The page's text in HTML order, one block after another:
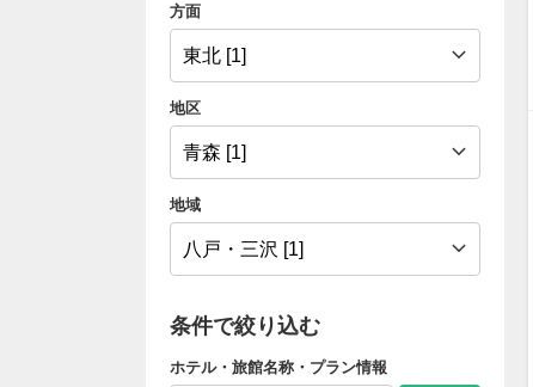
方面
地区
地域
条件で絞り込む
ホテル・旅館名称・プラン情報